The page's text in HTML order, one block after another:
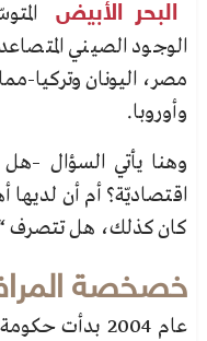
البحر الأبيض
الوجود الصيني
مصر، اليونان وتركيا-
وأوروبا.
وهنا يأتي السؤال –هل
اقتصاديّة؟ أم أن لديها
كان كذلك، هل تتصرف
خصخصة
عام 2004